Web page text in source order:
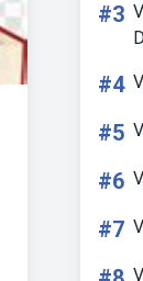
#3
#4
#5
#6
#7